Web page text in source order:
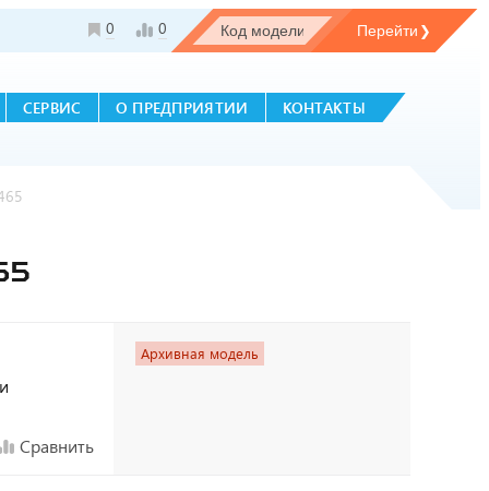
0 0
СЕРВИС О ПРЕДПРИЯТИИ КОНТАКТЫ
Сравнить
Архивная модель